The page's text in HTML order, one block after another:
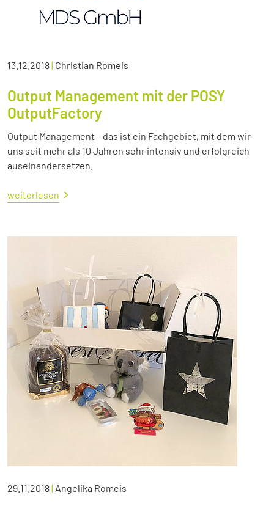
13.12.2018| Christian Romeis
Output Management mit der POSY
OutputFactory
Output Management – das ist ein Fachgebiet, mit dem wir
uns seit mehr als 10 Jahren sehr intensiv und erfolgreich
auseinandersetzen.
weiterlesen
29.11.2018| Angelika Romeis